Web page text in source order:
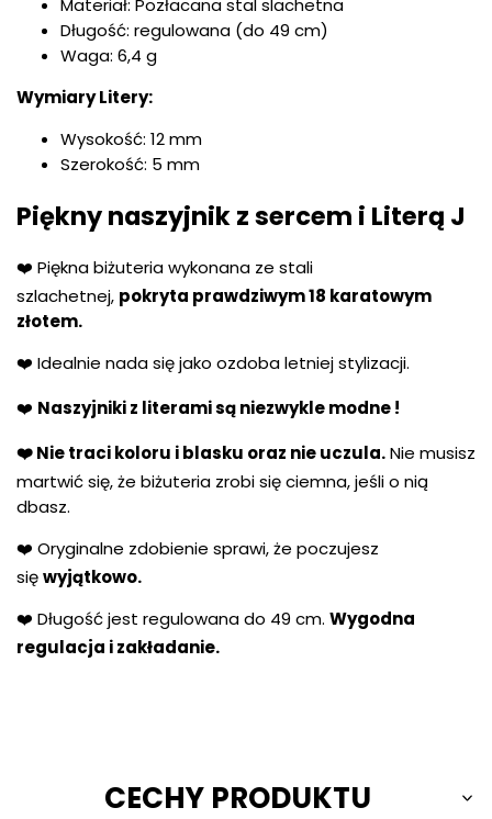
Materiał: Pozłacana stal slachetna
Długość: regulowana (do 49 cm)
Waga: 6,4 g
Wymiary Litery:
Wysokość: 12 mm
Szerokość: 5 mm
Piękny naszyjnik z sercem i Literą J
❤️ Piękna biżuteria wykonana ze stali
szlachetnej, pokryta prawdziwym 18 karatowym
złotem.
❤️ Idealnie nada się jako ozdoba letniej stylizacji.
❤️ Naszyjniki z literami są niezwykle modne !
❤️ Nie traci koloru i blasku oraz nie uczula.Nie musisz
martwić się, że biżuteria zrobi się ciemna, jeśli o nią
dbasz.
❤️ Oryginalne zdobienie sprawi, że poczujesz
sięwyjątkowo.
❤️ Długość jest regulowana do 49 cm. Wygodna
regulacja i zakładanie.
CECHY PRODUKTU